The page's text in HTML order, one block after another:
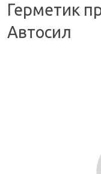
Герметик
Автосил